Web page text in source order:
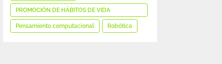
PROMOCIÓN DE HÁBITOS DE VIDA
SALUDABLE
Pensamiento computacional Robótica